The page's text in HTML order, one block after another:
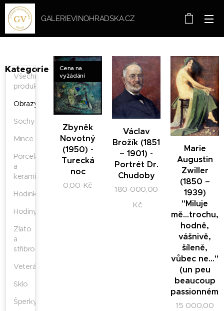
GALERIEVINOHRADSKA.CZ
Kategorie
Všechny
produkty
Obrazy
Sochy
Mince
Porcelán
a
keramika
Hodinky
Hodiny
Zlato
a
střibro
Veteráni
Sklo
Šperky
Zbyněk
Novotný
(1950) -
Turecká
noc
Cena na
vyžádání
0,00 Kč
Václav
Brožík (1851
– 1901) -
Portrét Dr.
Chudoby
180 000,00
Kč
Marie
Augustin
Zwiller
(1850 –
1939)
"Miluje
mě...trochu,
hodně,
vášnivě,
šíleně,
vůbec ne..."
(un peu
beaucoup
15 000,00